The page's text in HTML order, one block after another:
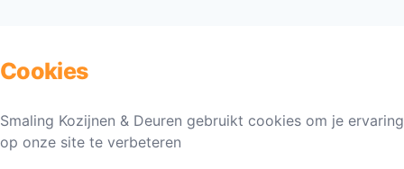
Cookies
Smaling Kozijnen & Deuren gebruikt cookies om je ervaring
op onze site te verbeteren